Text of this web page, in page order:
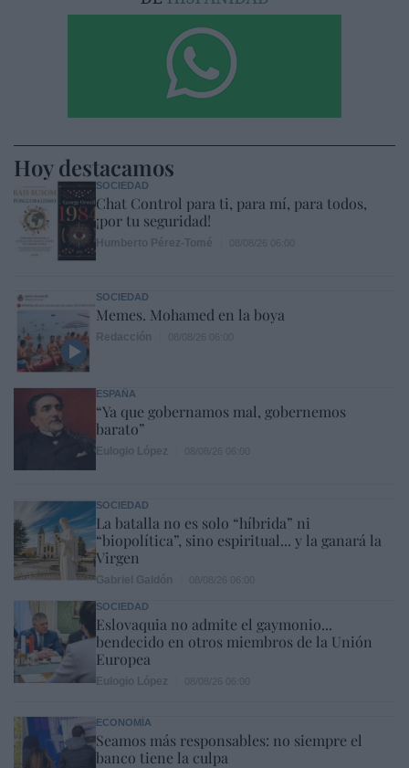
Hoy destacamos
SOCIEDAD
Chat Control para ti, para mí, para todos,
¡por tu seguridad!
SOCIEDAD
Memes. Mohamed en la boya
ESPAÑA
“Ya que gobernamos mal, gobernemos
barato”
SOCIEDAD
La batalla no es solo “híbrida” ni
“biopolítica”, sino espiritual... y la ganará la
Virgen
SOCIEDAD
Eslovaquia no admite el gaymonio...
bendecido en otros miembros de la Unión
Europea
ECONOMÍA
Seamos más responsables: no siempre el
banco tiene la culpa